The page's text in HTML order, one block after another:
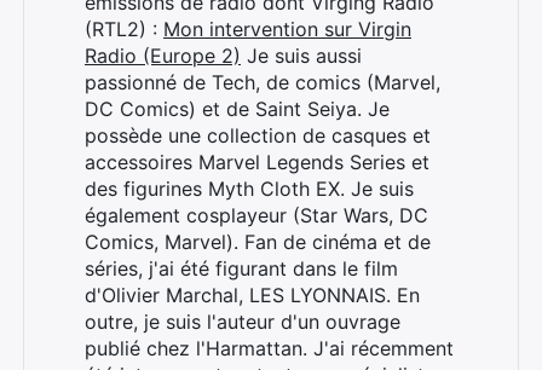
(RTL2) : Mon intervention sur Virgin
Radio (Europe 2) Je suis aussi
passionné de Tech, de comics (Marvel,
DC Comics) et de Saint Seiya. Je
possède une collection de casques et
accessoires Marvel Legends Series et
des figurines Myth Cloth EX. Je suis
également cosplayeur (Star Wars, DC
Comics, Marvel). Fan de cinéma et de
séries, j'ai été figurant dans le film
d'Olivier Marchal, LES LYONNAIS. En
outre, je suis l'auteur d'un ouvrage
publié chez l'Harmattan. J'ai récemment